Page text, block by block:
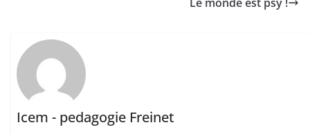
Icem - pedagogie Freinet